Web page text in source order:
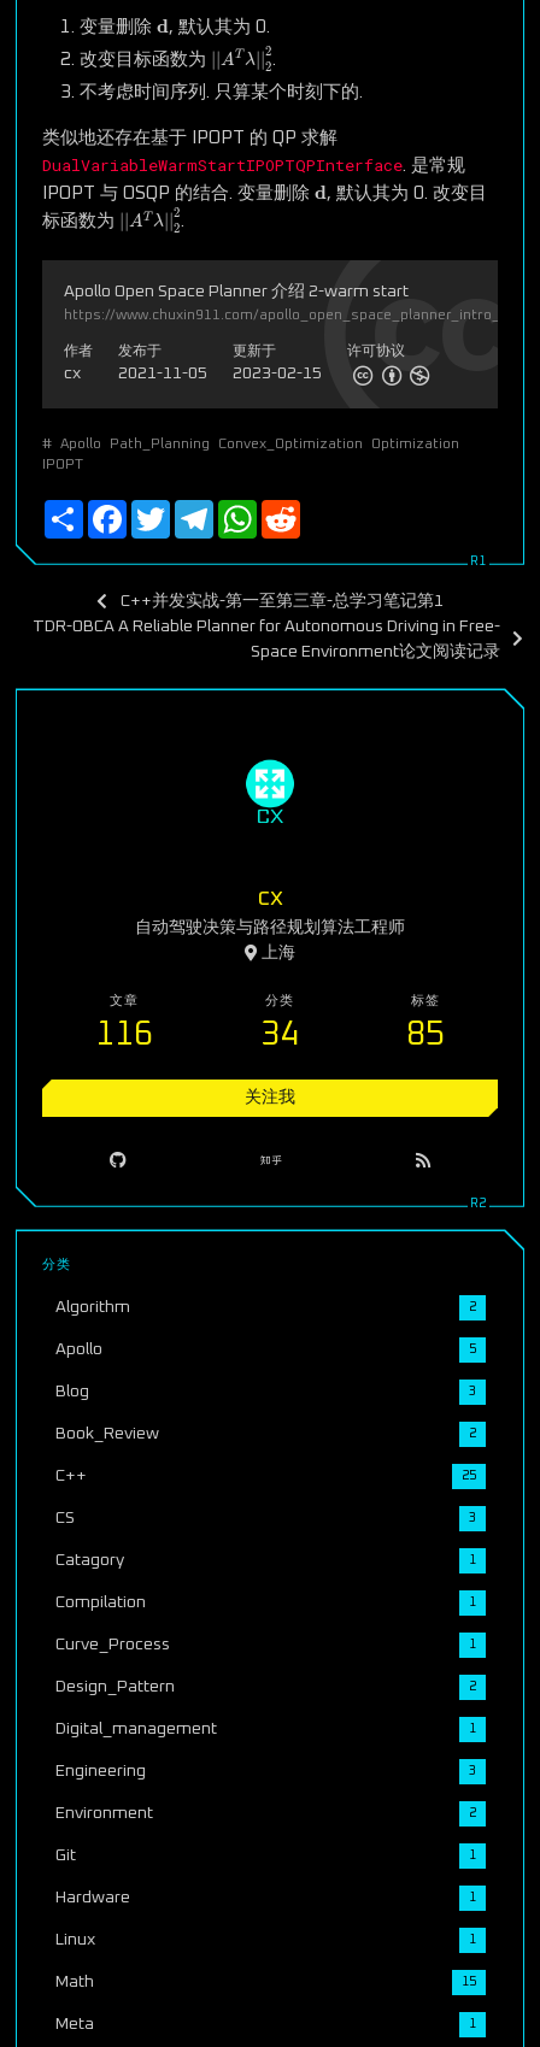
变量删除 d
d, 默认其为 0.
改变目标函数为 ||AT λ||2
2
T |2
不考虑时间序列. 只算某个时刻下的.
类似地还存在基于 IPOPT 的 QP 求解
DualVariableWarmStartIPOPTQPInterface. 是常规
IPOPT 与 OSQP 的结合. 变量删除 d
d , 默认其为 0. 改变目
标函数为 ||AT λ||2
2
| | Tλ | |2
.
Apollo Open Space Planner 介绍 2-warm start
https://www.chuxin911.com/
作者
cx
发布于
2021-11-05
更新于
2023-02-15
许可协议
# Apollo Path_Planning Convex_Optimization
Optimization
IPOPT
Share FacebookTwitterTelegramWhatsApp
C++并发实战-第一至第三章-总学习笔记第1
TDR-OBCA A Reliable Planner for Autonomous Driving in Free-
Space Environment论文阅读记录
cx
自动驾驶决策与路径规划算法工程师
上海
文章
116
分类
34
标签
85
关注我
分类
Algorithm 2
Apollo 5
Blog 3
Book_Review 2
C++ 25
CS 3
Catagory 1
Compilation 1
Curve_Process 1
Design_Pattern 2
Digital_management 1
Engineering 3
Environment 2
Git 1
Hardware 1
Linux 1
Math 15
Meta 1